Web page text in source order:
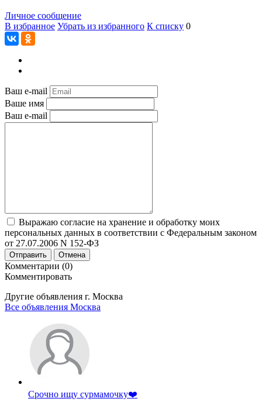
Личное сообщение
В избранное Убрать из избранного К списку 0
Ваш e-mail
Ваше имя
Ваш e-mail
Выражаю согласие на хранение и обработку моих
персональных данных в соответствии с Федеральным законом
от 27.07.2006 N 152-ФЗ
Отправить Отмена
Комментарии (0)
Комментировать
Другие объявления г. Москва
Все объявления Москва
Срочно ищу сурмамочку❤️